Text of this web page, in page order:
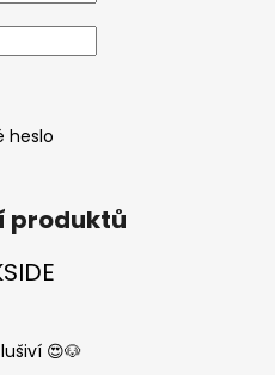
heslo
produktů
je 5 z 5 hvězdiček.
😍🐶